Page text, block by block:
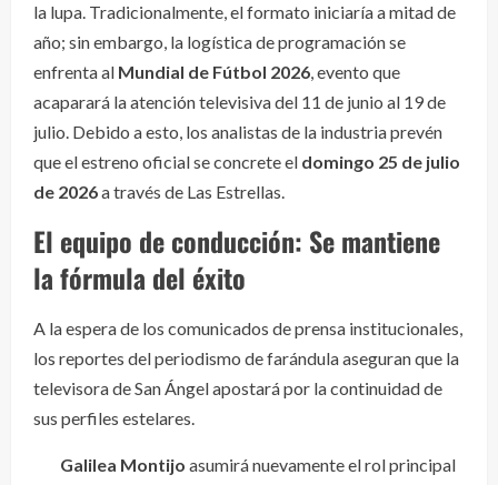
la lupa. Tradicionalmente, el formato iniciaría a mitad de
año; sin embargo, la logística de programación se
enfrenta al Mundial de Fútbol 2026, evento que
acaparará la atención televisiva del 11 de junio al 19 de
julio. Debido a esto, los analistas de la industria prevén
que el estreno oficial se concrete el domingo 25 de julio
de 2026a través de Las Estrellas.
El equipo de conducción: Se mantiene
la fórmula del éxito
A la espera de los comunicados de prensa institucionales,
los reportes del periodismo de farándula aseguran que la
televisora de San Ángel apostará por la continuidad de
sus perfiles estelares.
Galilea Montijo asumirá nuevamente el rol principal